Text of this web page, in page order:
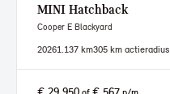
MINI Hatchback
Cooper E Blackyard
20261.137 km305 km actieradius
€ 29.950 € 567